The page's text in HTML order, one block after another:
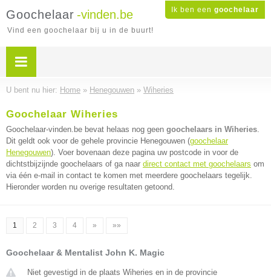
Ik ben een goochelaar
Goochelaar -vinden.be
Vind een goochelaar bij u in de buurt!
U bent nu hier: Home » Henegouwen » Wiheries
Goochelaar Wiheries
Goochelaar-vinden.be bevat helaas nog geen goochelaars in Wiheries.
Dit geldt ook voor de gehele provincie Henegouwen (goochelaar
Henegouwen). Voer bovenaan deze pagina uw postcode in voor de
dichtstbijzijnde goochelaars of ga naar direct contact met goochelaars om
via één e-mail in contact te komen met meerdere goochelaars tegelijk.
Hieronder worden nu overige resultaten getoond.
1 2 3 4 » »»
Goochelaar & Mentalist John K. Magic
Niet gevestigd in de plaats Wiheries en in de provincie